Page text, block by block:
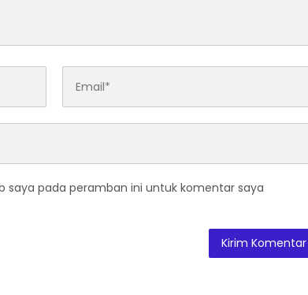
saya pada peramban ini untuk komentar saya